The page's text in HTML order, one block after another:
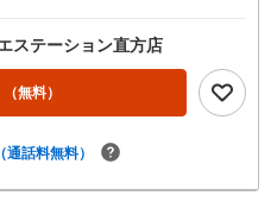
ステーション直方店
（無料）
（通話料無料）